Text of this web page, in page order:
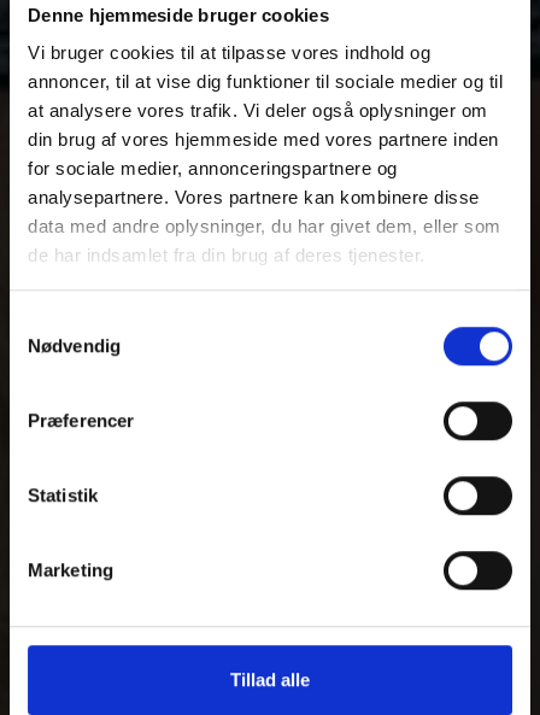
Denne hjemmeside bruger cookies
Vi bruger cookies til at tilpasse vores indhold og
annoncer, til at vise dig funktioner til sociale medier og til
at analysere vores trafik. Vi deler også oplysninger om
din brug af vores hjemmeside med vores partnere inden
for sociale medier, annonceringspartnere og
analysepartnere. Vores partnere kan kombinere disse
data med andre oplysninger, du har givet dem, eller som
de har indsamlet fra din brug af deres tjenester.
personoplysninger i vores privatlivspolitik, som du
Nødvendig
Præferencer
Statistik
Marketing
Tillad alle
FØRSTE GANG PÅ
BANEN?